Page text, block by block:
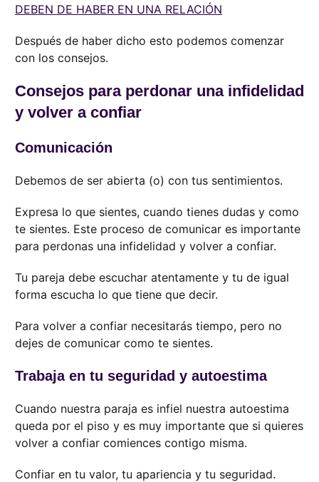
DEBEN DE HABER EN UNA RELACIÓN
Después de haber dicho esto podemos comenzar
con los consejos.
Consejos para perdonar una infidelidad
y volver a confiar
Comunicación
Debemos de ser abierta (o) con tus sentimientos.
Expresa lo que sientes, cuando tienes dudas y como
te sientes. Este proceso de comunicar es importante
para perdonas una infidelidad y volver a confiar.
Tu pareja debe escuchar atentamente y tu de igual
forma escucha lo que tiene que decir.
Para volver a confiar necesitarás tiempo, pero no
dejes de comunicar como te sientes.
Trabaja en tu seguridad y autoestima
Cuando nuestra paraja es infiel nuestra autoestima
queda por el piso y es muy importante que si quieres
volver a confiar comiences contigo misma.
Confiar en tu valor, tu apariencia y tu seguridad.